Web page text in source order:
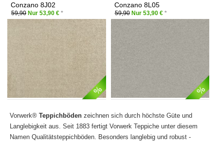
Conzano 8J02
59,90 Nur 53,90 € *
Conzano 8L05
59,90Nur 53,90 € *
Vorwerk® Teppichböden zeichnen sich durch höchste Güte und
Langlebigkeit aus. Seit 1883 fertigt Vorwerk Teppiche unter diesem
Namen Qualitätsteppichböden. Besonders langlebig und robust -